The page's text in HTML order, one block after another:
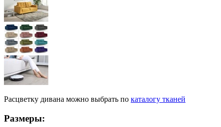
Расцветку дивана можно выбрать по каталогу тканей
Размеры: